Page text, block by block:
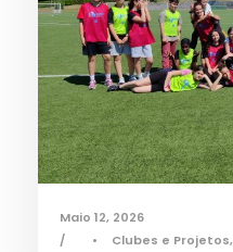
Maio 12, 2026
•
Clubes e Projetos,